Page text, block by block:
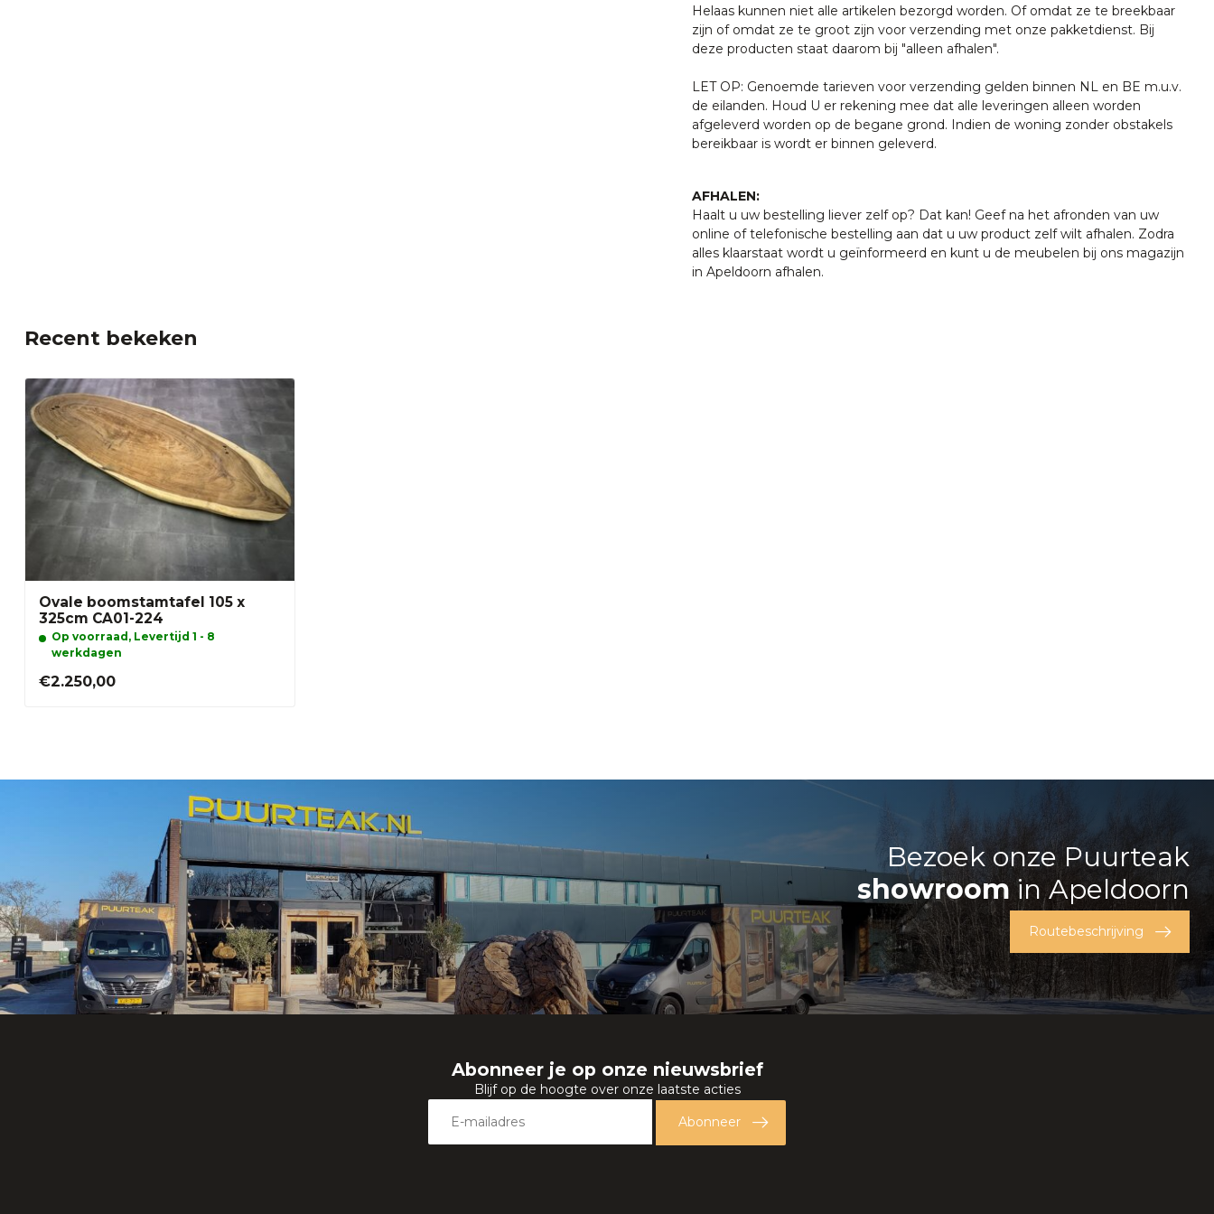
Helaas kunnen niet alle artikelen bezorgd worden. Of omdat ze te breekbaar
zijn of omdat ze te groot zijn voor verzending met onze pakketdienst. Bij
deze producten staat daarom bij "alleen afhalen".
LET OP: Genoemde tarieven voor verzending gelden binnen NL en BE m.u.v.
de eilanden. Houd U er rekening mee dat alle leveringen alleen worden
afgeleverd worden op de begane grond. Indien de woning zonder obstakels
bereikbaar is wordt er binnen geleverd.
AFHALEN:
Haalt u uw bestelling liever zelf op? Dat kan! Geef na het afronden van uw
online of telefonische bestelling aan dat u uw product zelf wilt afhalen. Zodra
alles klaarstaat wordt u geïnformeerd en kunt u de meubelen bij ons magazijn
in Apeldoorn afhalen.
Recent bekeken
Ovale boomstamtafel 105 x
325cm CA01-224
Op voorraad, Levertijd 1 - 8
werkdagen
€2.250,00
Bezoek onze Puurteak
showroomin Apeldoorn
Routebeschrijving
Abonneer je op onze nieuwsbrief
Blijf op de hoogte over onze laatste acties
Abonneer